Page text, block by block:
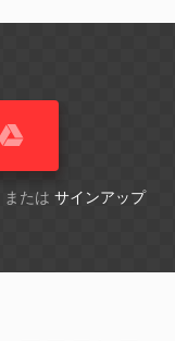
たは サインアップ